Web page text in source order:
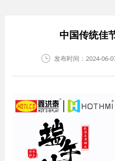
中国传统佳
发布时间：2024-06-